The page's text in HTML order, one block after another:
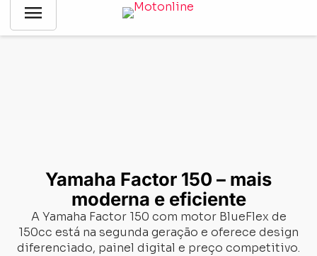
menu
Notícias -Yamaha Factor 150 – mais moderna e
Yamaha Factor 150 – mais
moderna e eficiente
A Yamaha Factor 150 com motor BlueFlex de
150cc está na segunda geração e oferece design
diferenciado, painel digital e preço competitivo.